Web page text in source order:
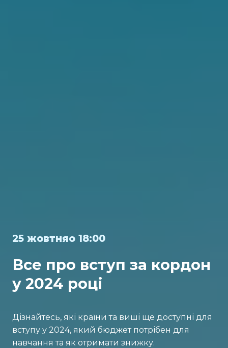
25 жовтняо 18:00
Все про вступ за кордон
у 2024 році
Дізнайтесь, які країни та виші ще доступні для
вступу у 2024, який бюджет потрібен для
навчання та як отримати знижку.